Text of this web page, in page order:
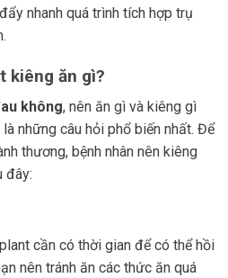
nhanh quá trình tích hợp trụ
kiêng ăn gì?
không, nên ăn gì và kiêng gì
những câu hỏi phổ biến nhất. Để
thương, bệnh nhân nên kiêng
đây:
cần có thời gian để có thể hồi
nên tránh ăn các thức ăn quá